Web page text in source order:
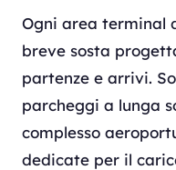
Ogni area terminal
breve sosta
partenze e arrivi.
parcheggi a lunga
complesso
dedicate per il